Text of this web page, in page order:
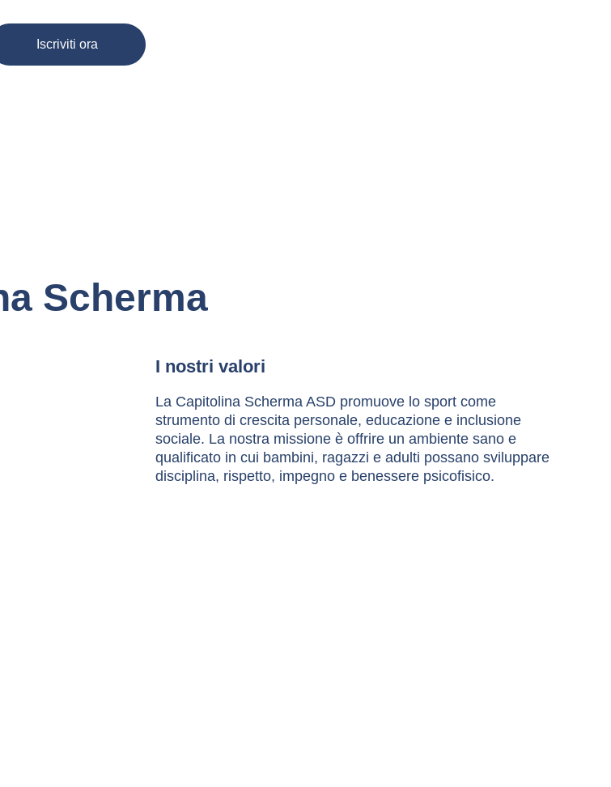
Iscriviti ora
Scherma
I nostri valori
La Capitolina Scherma ASD promuove lo sport come
strumento di crescita personale, educazione e inclusione
sociale. La nostra missione è offrire un ambiente sano e
qualificato in cui bambini, ragazzi e adulti possano sviluppare
disciplina, rispetto, impegno e benessere psicofisico.